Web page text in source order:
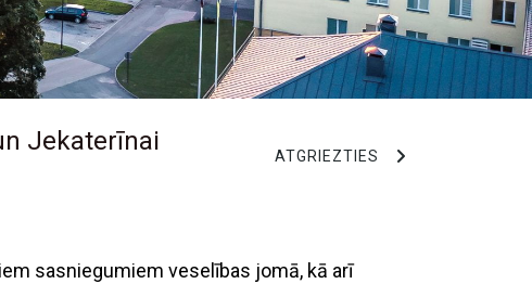
Jekaterīnai
ATGRIEZTIES
sasniegumiem veselības jomā, kā arī